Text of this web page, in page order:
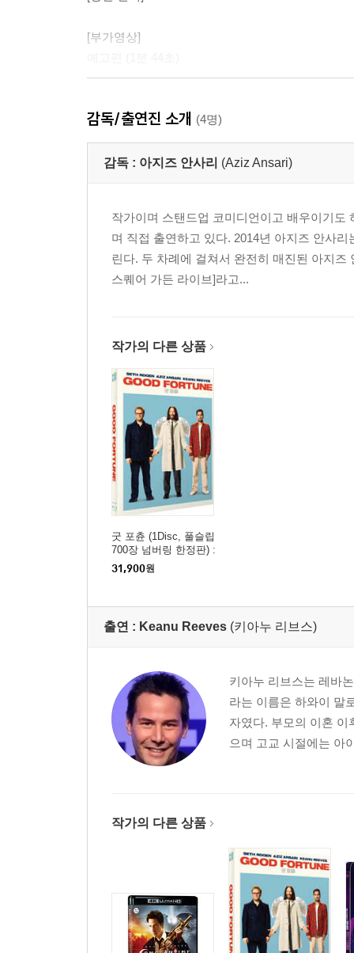
[부가영상]
* 서플먼트 내용은 제작사의 사정상 변경, 추가 또
감독/출연진 소개 (4명)
감독 : 아지즈 안사리 (Aziz Ansari)
작가이며 스탠드업 코미디언이고 배우이기도
며 직접 출연하고 있다. 2014년 아지즈 안사
린다. 두 차례에 걸쳐서 완전히 매진된 아지
스퀘어 가든 라이브]라고...
작가의 다른 상품
굿 포츈 (1Disc, 풀슬립
700장 넘버링 한정판) :
블루레이
31,900원
출연 : Keanu Reeves (키아누 리브스)
키아누 리브스는 레바
라는 이름은 하와이 말
자였다. 부모의 이혼
으며 고교 시절에는 아
작가의 다른 상품